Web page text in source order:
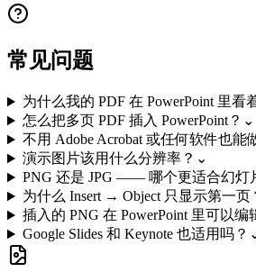
常见问题
为什么我的 PDF 在 PowerPoint 里看
怎么把多页 PDF 插入 PowerPoint？ ⌄
不用 Adobe Acrobat 或任何软件也能
演示图片该用什么分辨率？ ⌄
PNG 还是 JPG —— 哪个更适合幻灯
为什么 Insert → Object 只显示第一页
插入的 PNG 在 PowerPoint 里可以编
Google Slides 和 Keynote 也适用吗？